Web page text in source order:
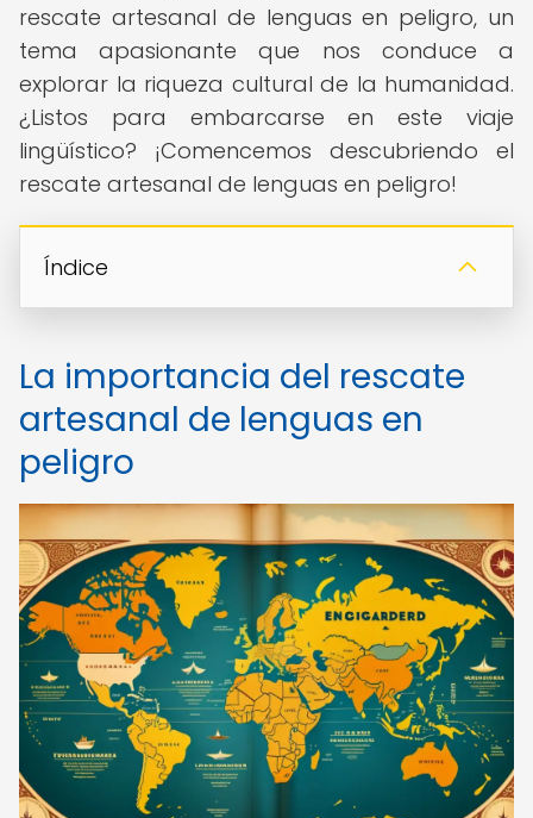
rescate artesanal de lenguas en peligro, un
tema apasionante que nos conduce a
explorar la riqueza cultural de la humanidad.
¿Listos para embarcarse en este viaje
lingüístico? ¡Comencemos descubriendo el
rescate artesanal de lenguas en peligro!
Índice
La importancia del rescate
artesanal de lenguas en
peligro